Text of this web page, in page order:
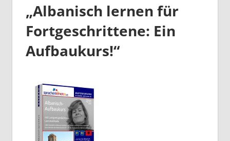
„Albanisch lernen für
Fortgeschrittene: Ein
Aufbaukurs!“